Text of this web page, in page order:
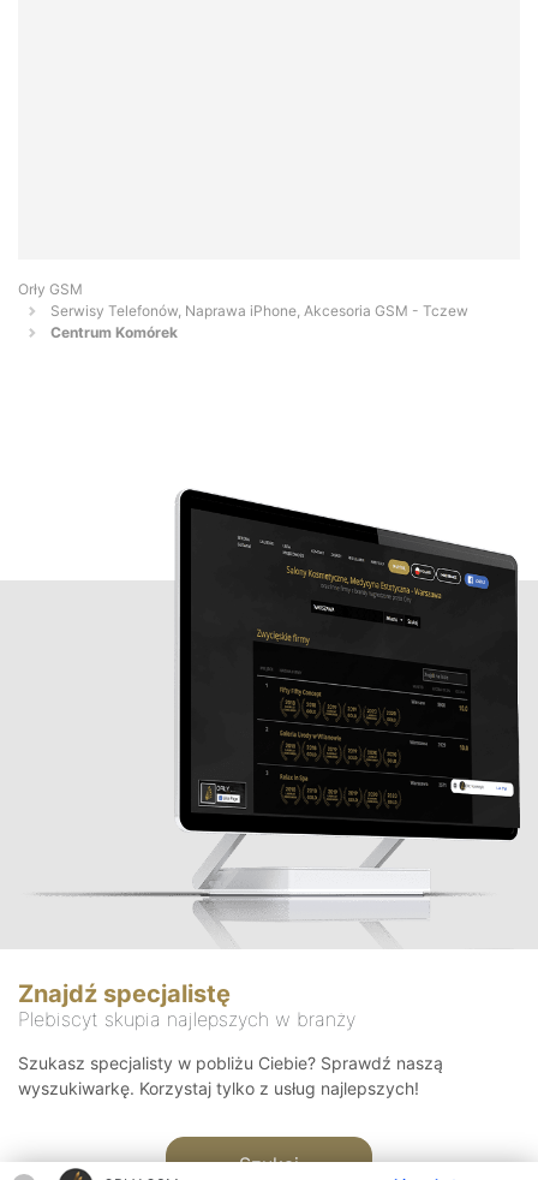
Orły GSM
Serwisy Telefonów, Naprawa iPhone, Akcesoria GSM - Tczew
Centrum Komórek
Znajdź specjalistę
Plebiscyt skupia najlepszych w branży
Szukasz specjalisty w pobliżu Ciebie? Sprawdź naszą
wyszukiwarkę. Korzystaj tylko z usług najlepszych!
Szukaj